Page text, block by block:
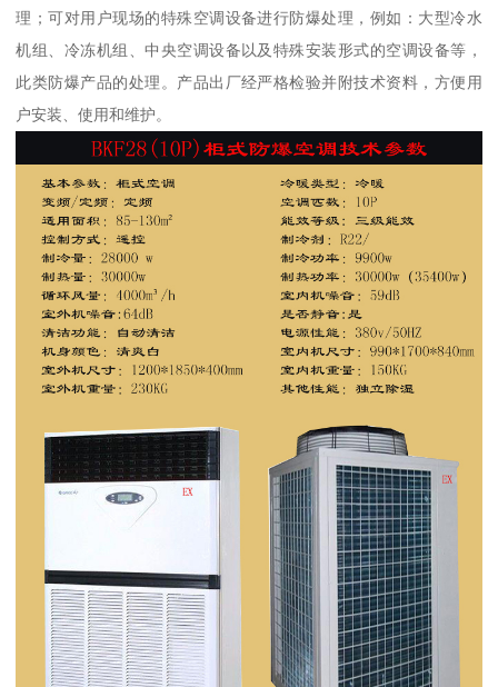
理；可对用户现场的特殊空调设备进行防爆处理，例如：大型冷水
机组、冷冻机组、中央空调设备以及特殊安装形式的空调设备等，
此类防爆产品的处理。产品出厂经严格检验并附技术资料，方便用
户安装、使用和维护。